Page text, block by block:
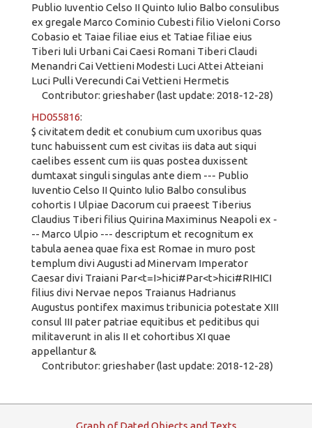
Publio Iuventio Celso II Quinto Iulio Balbo consulibus
ex gregale Marco Cominio Cubesti filio Vieloni Corso
Cobasio et Taiae filiae eius et Tatiae filiae eius
Tiberi Iuli Urbani Cai Caesi Romani Tiberi Claudi
Menandri Cai Vettieni Modesti Luci Attei Atteiani
Luci Pulli Verecundi Cai Vettieni Hermetis
Contributor: grieshaber (last update: 2018-12-28)
HD055816:
$ civitatem dedit et conubium cum uxoribus quas
tunc habuissent cum est civitas iis data aut siqui
caelibes essent cum iis quas postea duxissent
dumtaxat singuli singulas ante diem --- Publio
Iuventio Celso II Quinto Iulio Balbo consulibus
cohortis I Ulpiae Dacorum cui praeest Tiberius
Claudius Tiberi filius Quirina Maximinus Neapoli ex -
-- Marco Ulpio --- descriptum et recognitum ex
tabula aenea quae fixa est Romae in muro post
templum divi Augusti ad Minervam Imperator
Caesar divi Traiani Par<t=I>hici#Par<t>hici#RIHICI
filius divi Nervae nepos Traianus Hadrianus
Augustus pontifex maximus tribunicia potestate XIII
consul III pater patriae equitibus et peditibus qui
militaverunt in alis II et cohortibus XI quae
appellantur &
Contributor: grieshaber (last update: 2018-12-28)
GraphofDated Objects and Texts